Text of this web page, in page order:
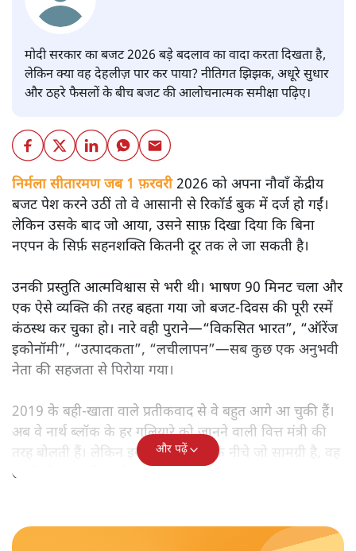
मोदी सरकार का बजट 2026 बड़े बदलाव का वादा करता दिखता है,
लेकिन क्या वह देहलीज़ पार कर पाया? नीतिगत झिझक, अधूरे सुधार
और ठहरे फैसलों के बीच बजट की आलोचनात्मक समीक्षा पढ़िए।
निर्मला सीतारमण जब 1 फ़रवरी2026 को अपना नौवाँ केंद्रीय
बजट पेश करने उठीं तो वे आसानी से रिकॉर्ड बुक में दर्ज हो गईं।
लेकिन उसके बाद जो आया, उसने साफ़ दिखा दिया कि बिना
नएपन के सिर्फ़ सहनशक्ति कितनी दूर तक ले जा सकती है।
उनकी प्रस्तुति आत्मविश्वास से भरी थी। भाषण 90 मिनट चला और
एक ऐसे व्यक्ति की तरह बहता गया जो बजट‑दिवस की पूरी रस्में
कंठस्थ कर चुका हो। नारे वही पुराने—“विकसित भारत”, “ऑरेंज
इकोनॉमी”, “उत्पादकता”, “लचीलापन”—सब कुछ एक अनुभवी
नेता की सहजता से पिरोया गया।
2019 के बही‑खाता वाले प्रतीकवाद से वे बहुत आगे आ चुकी हैं।
अब वे नार्थ ब्लॉक के हर गलियारे को जानने वाली वित्त मंत्री की
तरह बोलती हैं। लेकिन इस आत्मविश्वास के नीचे जो सामग्री है, वह
उतनी ही अनुमानित और दोहराव भरी।
और पढ़ें